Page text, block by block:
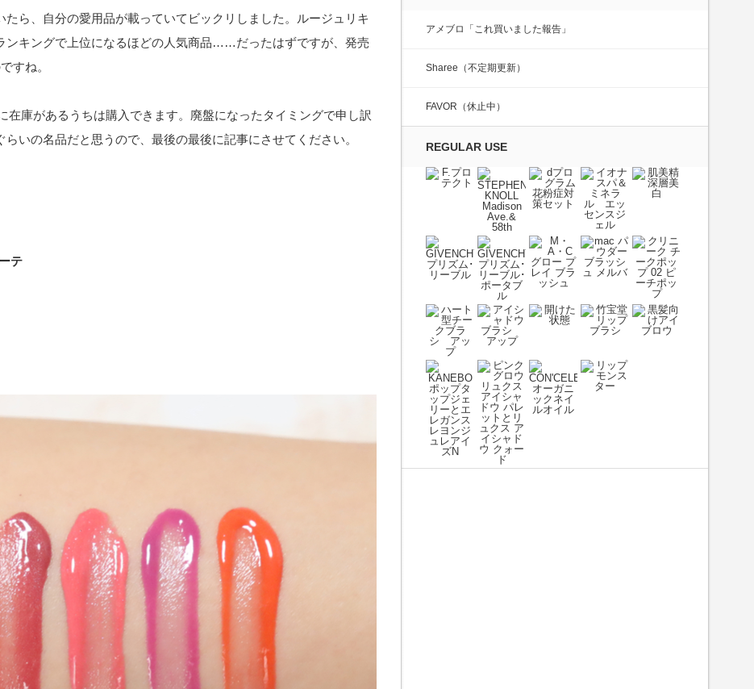
たら、自分の愛用品が載っていてビックリしました。ルージュリキ
ンキングで上位になるほどの人気商品……だったはずですが、発売
すね。
在庫があるうちは購入できます。廃盤になったタイミングで申し訳
いの名品だと思うので、最後の最後に記事にさせてください。
テ
アメブロ「これ買いました報告」
Sharee（不定期更新）
FAVOR（休止中）
REGULAR USE